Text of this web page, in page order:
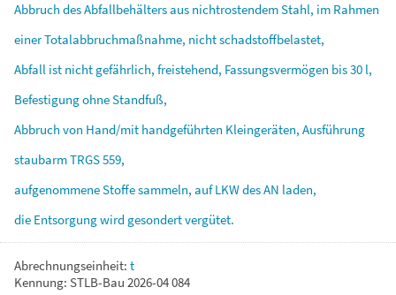
Abbruch desAbfallbehältersaus nichtrostendemStahl, im Rahmen
einerTotalabbruchmaßnahme, nichtschadstoffbelastet,
Abfall ist nicht gefährlich, freistehend, Fassungsvermögen bis30 l,
BefestigungohneStandfuß,
Abbruch von Hand/mit handgeführten Kleingeräten, Ausführung
staubarmTRGS559,
aufgenommeneStoffesammeln, aufLKWdesAN laden,
die Entsorgungwird gesondertvergütet.
Abrechnungseinheit: t
Kennung: STLB-Bau 2026-04 084